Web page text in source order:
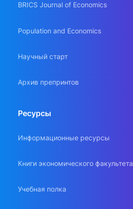
BRICS Journal of Economics
Population and Economics
Научный старт
Архив препринтов
Ресурсы
Информационные ресурсы
Книги экономического факультета
Учебная полка